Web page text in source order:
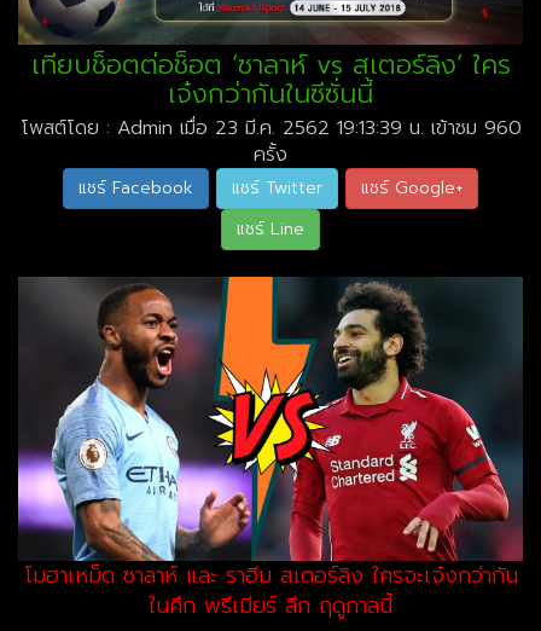
เทียบช็อตต่อช็อต ‘ซาลาห์ vs สเตอร์ลิง’ ใคร
เจ๋งกว่ากันในซีซั่นนี้
โพสต์โดย : Admin เมื่อ 23 มี.ค. 2562 19:13:39 น. เข้าชม 960
ครั้ง
แชร์ Facebook แชร์ Twitter
แชร์ Google+
แชร์ Line
โมฮาเหม็ด ซาลาห์ และ ราฮีม สเตอร์ลิง ใครจะเจ๋งกว่ากัน
ในศึก พรีเมียร์ ลีก ฤดูกาลนี้